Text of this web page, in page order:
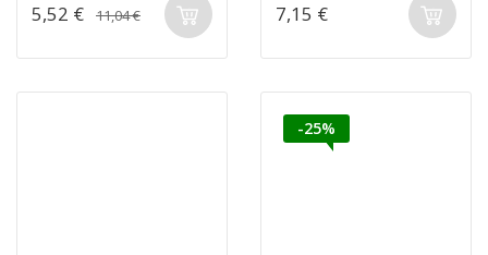
5,52 € 11,04 € 7,15 €
-25%